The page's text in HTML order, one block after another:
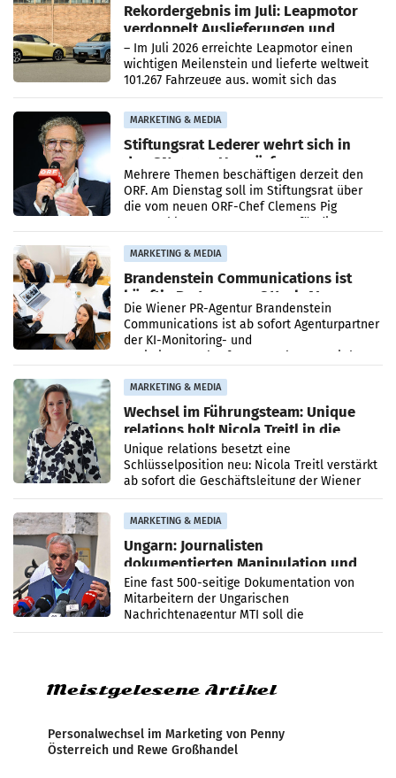
Rekordergebnis im Juli: Leapmotor
verdoppelt Auslieferungen und
überschreitet die 100.000er-Marke
– Im Juli 2026 erreichte Leapmotor einen
wichtigen Meilenstein und lieferte weltweit
101.267 Fahrzeuge aus, womit sich das
Ergebnis gegenüber Juli 2025 mehr als
verdoppelte (+102
MARKETING & MEDIA
Stiftungsrat Lederer wehrt sich in
den SN gegen Vorwürfe
Mehrere Themen beschäftigen derzeit den
ORF. Am Dienstag soll im Stiftungsrat über
die vom neuen ORF-Chef Clemens Pig
vorgeschlagenen Besetzungen für die
MARKETING & MEDIA
Brandenstein Communications ist
künftig Partner von OtterlyAI
Die Wiener PR-Agentur Brandenstein
Communications ist ab sofort Agenturpartner
der KI-Monitoring- und
Optimierungsplattform OtterlyAI. Damit baut
MARKETING & MEDIA
Wechsel im Führungsteam: Unique
relations holt Nicola Treitl in die
Geschäftsleitung
Unique relations besetzt eine
Schlüsselposition neu: Nicola Treitl verstärkt
ab sofort die Geschäftsleitung der Wiener
PR-Agentur an der Seite von Josef Kalina und
Anna Kalina-Mahr.
MARKETING & MEDIA
Ungarn: Journalisten
dokumentierten Manipulation und
Zensur
Eine fast 500-seitige Dokumentation von
Mitarbeitern der Ungarischen
Nachrichtenagentur MTI soll die
systematische Nachrichten-Manipulation und
Meistgelesene Artikel
Personalwechsel im Marketing von Penny
Österreich und Rewe Großhandel